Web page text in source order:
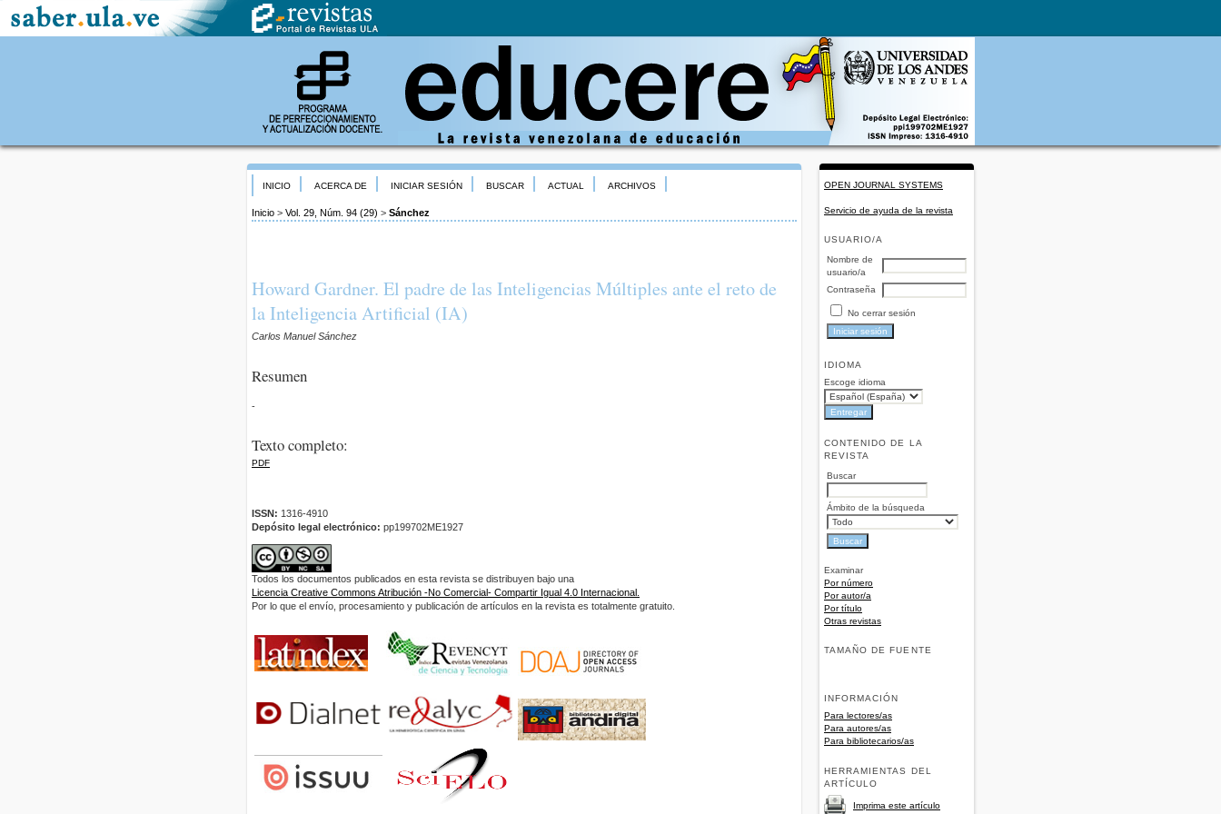
OPEN JOURNAL SYSTEMS
Servicio de ayuda de la revista
USUARIO/A
Nombre de
usuario/a
Contraseña
No cerrar sesión
IDIOMA
Escoge idioma
CONTENIDO DE LA
REVISTA
Buscar
Ámbito de la búsqueda
Examinar
Por número
Por autor/a
Por título
Otras revistas
TAMAÑO DE FUENTE
INFORMACIÓN
Para lectores/as
Para autores/as
Para bibliotecarios/as
HERRAMIENTAS DEL
ARTÍCULO
Imprima este artículo
INICIO ACERCA DE INICIAR SESIÓN BUSCAR ACTUAL ARCHIVOS
Inicio > Vol. 29, Núm. 94 (29) > Sánchez
Howard Gardner. El padre de las Inteligencias Múltiples ante el reto de
la Inteligencia Artificial (IA)
Carlos Manuel Sánchez
Resumen
-
Texto completo:
PDF
ISSN: 1316-4910
Depósito legal electrónico: pp199702ME1927
Todos los documentos publicados en esta revista se distribuyen bajo una
Licencia Creative Commons Atribución -No Comercial- Compartir Igual 4.0 Internacional.
Por lo que el envío, procesamiento y publicación de artículos en la revista es totalmente gratuito.